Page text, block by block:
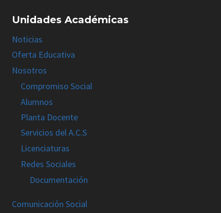
Unidades Académicas
Noticias
Oferta Educativa
Nosotros
Compromiso Social
Alumnos
Planta Docente
Servicios del A.C.S
Licenciaturas
Redes Sociales
Documentación
Comunicación Social